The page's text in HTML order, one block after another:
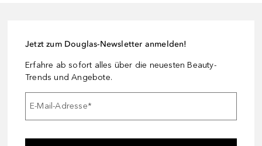
Jetzt zum Douglas-Newsletter anmelden!
Erfahre ab sofort alles über die neuesten Beauty-
Trends und Angebote.
E-Mail-Adresse*